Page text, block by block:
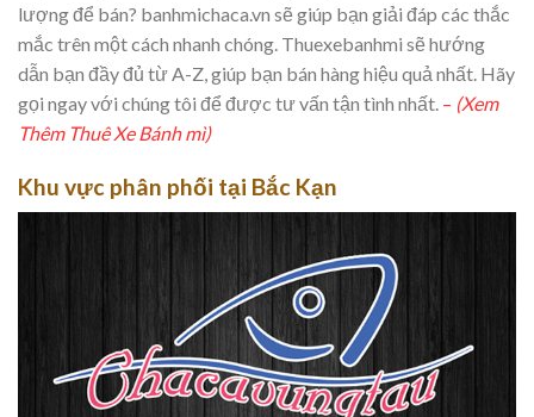
lượng để bán? banhmichaca.vn sẽ giúp bạn giải đáp các thắc
mắc trên một cách nhanh chóng. Thuexebanhmi sẽ hướng
dẫn bạn đầy đủ từ A-Z, giúp bạn bán hàng hiệu quả nhất. Hãy
gọi ngay với chúng tôi để được tư vấn tận tình nhất. – (Xem
Thêm Thuê Xe Bánh mì)
Khu vực phân phối tại Bắc Kạn